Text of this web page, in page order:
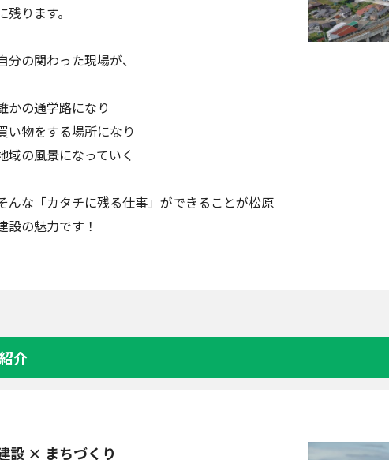
残ります。
分の関わった現場が、
かの通学路になり
い物をする場所になり
域の風景になっていく
んな「カタチに残る仕事」ができることが松原
設の魅力です！
介
設 × まちづくり